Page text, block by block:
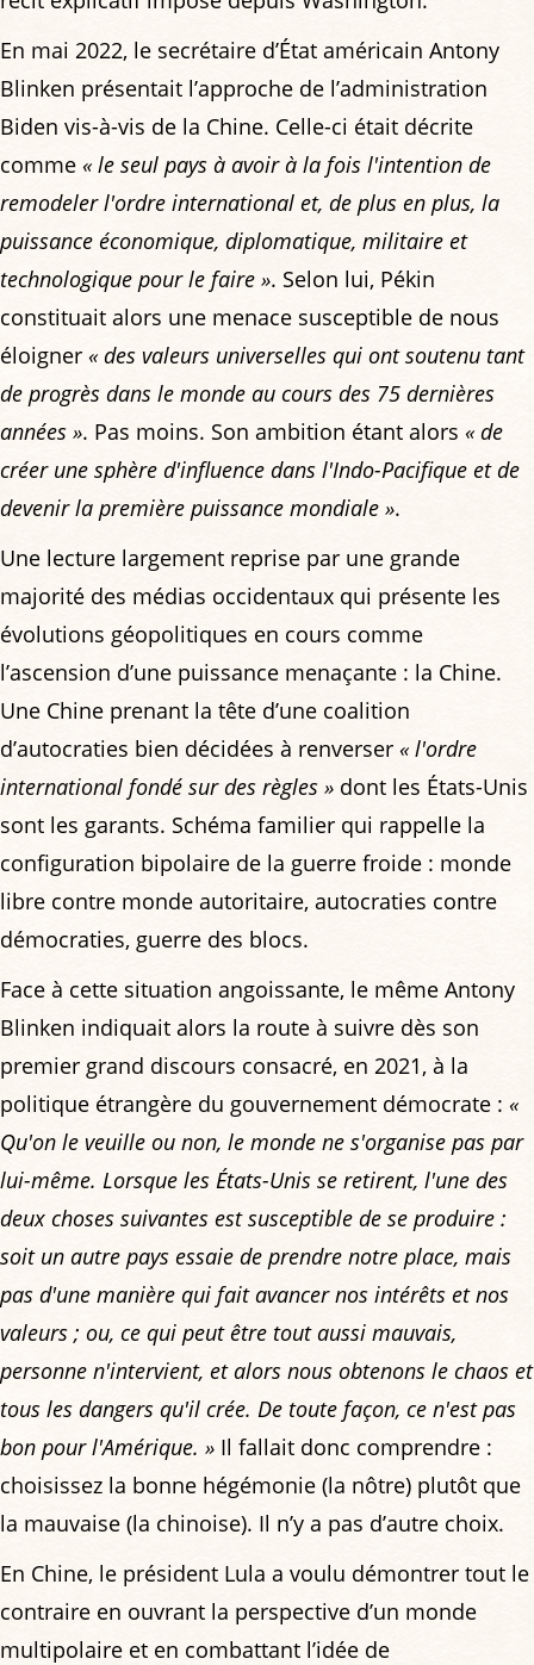
En mai 2022, le secrétaire d’État américain Antony
Blinken présentait l’approche de l’administration
Biden vis-à-vis de la Chine. Celle-ci était décrite
comme « le seul pays à avoir à la fois l'intention de
remodeler l'ordre international et, de plus en plus, la
puissance économique, diplomatique, militaire et
technologique pour le faire ». Selon lui, Pékin
constituait alors une menace susceptible de nous
éloigner « des valeurs universelles qui ont soutenu tant
de progrès dans le monde au cours des 75 dernières
années ». Pas moins. Son ambition étant alors « de
créer une sphère d'influence dans l'Indo-Pacifique et de
devenir la première puissance mondiale ».
Une lecture largement reprise par une grande
majorité des médias occidentaux qui présente les
évolutions géopolitiques en cours comme
l’ascension d’une puissance menaçante : la Chine.
Une Chine prenant la tête d’une coalition
d’autocraties bien décidées à renverser « l'ordre
international fondé sur des règles » dont les États-Unis
sont les garants. Schéma familier qui rappelle la
configuration bipolaire de la guerre froide : monde
libre contre monde autoritaire, autocraties contre
démocraties, guerre des blocs.
Face à cette situation angoissante, le même Antony
Blinken indiquait alors la route à suivre dès son
premier grand discours consacré, en 2021, à la
politique étrangère du gouvernement démocrate : «
Qu'on le veuille ou non, le monde ne s'organise pas par
lui-même. Lorsque les États-Unis se retirent, l'une des
deux choses suivantes est susceptible de se produire :
soit un autre pays essaie de prendre notre place, mais
pas d'une manière qui fait avancer nos intérêts et nos
valeurs ; ou, ce qui peut être tout aussi mauvais,
personne n'intervient, et alors nous obtenons le chaos et
tous les dangers qu'il crée. De toute façon, ce n'est pas
bon pour l'Amérique. » Il fallait donc comprendre :
choisissez la bonne hégémonie (la nôtre) plutôt que
la mauvaise (la chinoise). Il n’y a pas d’autre choix.
En Chine, le président Lula a voulu démontrer tout le
contraire en ouvrant la perspective d’un monde
multipolaire et en combattant l’idée de